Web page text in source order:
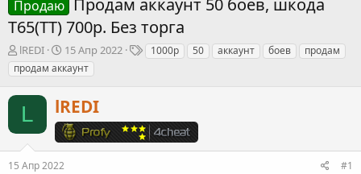
Продаю
Т65(ТТ) 700р. Без торга
А
в
т
о
р
т
е
м
ы
lREDI
Д
а
т
н
а
ч
а
л
15 Апр 2022
Т1000р 50 аккаунт боев
продам
продам аккаунт
L lREDI
15 Апр 2022 #1